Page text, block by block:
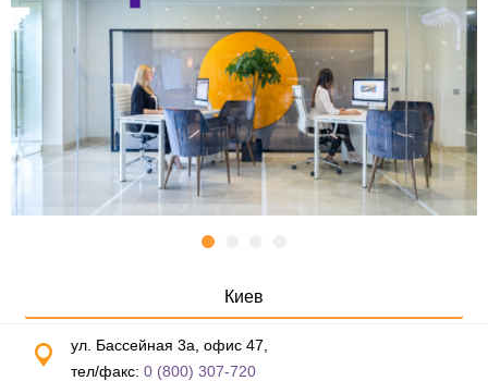
Киев
ул. Бассейная 3а, офис 47,
тел/факс: 0 (800) 307-720